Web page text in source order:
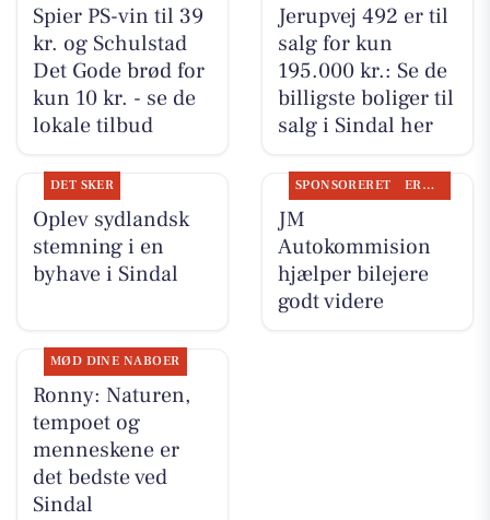
Spier PS-vin til 39
kr. og Schulstad
Det Gode brød for
kun 10 kr. - se de
lokale tilbud
Jerupvej 492 er til
salg for kun
195.000 kr.: Se de
billigste boliger til
salg i Sindal her
DET SKER
Oplev sydlandsk
stemning i en
byhave i Sindal
SPONSORERET ERHVERV
JM
Autokommision
hjælper bilejere
godt videre
MØD DINE NABOER
Ronny: Naturen,
tempoet og
menneskene er
det bedste ved
Sindal